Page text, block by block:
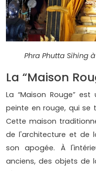
Phra Phutta Sihing
La “Maison
La “Maison Rouge”
peinte en rouge, qui se
Cette maison
de l'architecture et de
son apogée. À
anciens, des objets de